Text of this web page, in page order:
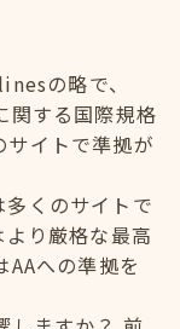
の略で、
関する国際規格
サイトで準拠が
多くのサイトで
り厳格な最高
AAへの準拠を